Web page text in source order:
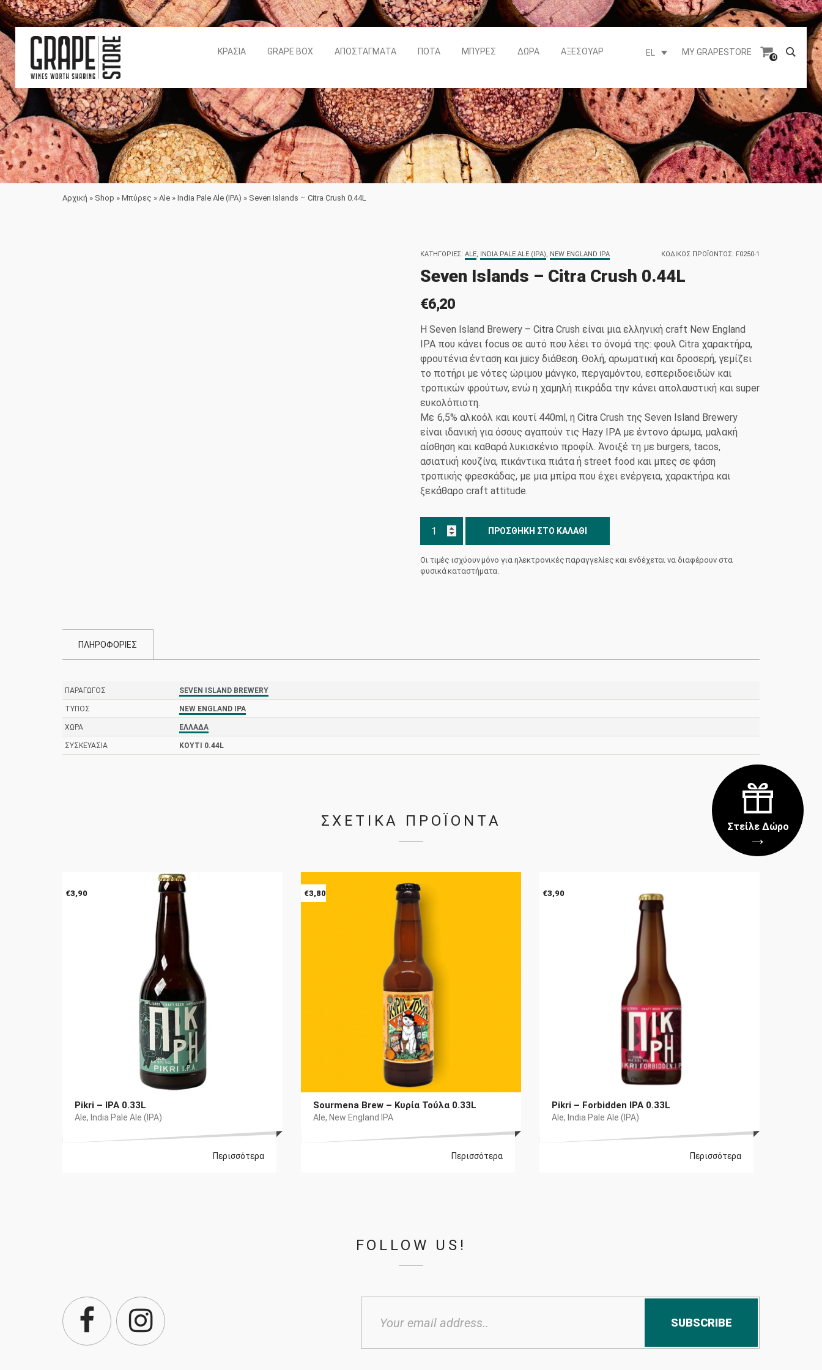
ΚΡΑΣΙΆ GRAPE BOX ΑΠΟΣΤΆΓΜΑΤΑ ΠΟΤΆ ΜΠΎΡΕΣ ΔΏΡΑ ΑΞΕΣΟΥΆΡ EL MY GRAPESTORE
0
Αρχική » Shop » Μπύρες » Ale » India Pale Ale (IPA) » Seven Islands – Citra Crush 0.44L
Στείλε Δώρο
→
ΚΩΔΙΚΌΣ ΠΡΟΪΌΝΤΟΣ: F0250-1
ΚΑΤΗΓΟΡΊΕΣ: ALE, INDIA PALE ALE (IPA), NEW ENGLAND IPA
Seven Islands – Citra Crush 0.44L
€6,20
Η Seven Island Brewery – Citra Crush είναι μια ελληνική craft New England
IPA που κάνει focus σε αυτό που λέει το όνομά της: φουλ Citra χαρακτήρα,
φρουτένια ένταση και juicy διάθεση. Θολή, αρωματική και δροσερή, γεμίζει
το ποτήρι με νότες ώριμου μάνγκο, περγαμόντου, εσπεριδοειδών και
τροπικών φρούτων, ενώ η χαμηλή πικράδα την κάνει απολαυστική και super
ευκολόπιοτη.
Με 6,5% αλκοόλ και κουτί 440ml, η Citra Crush της Seven Island Brewery
είναι ιδανική για όσους αγαπούν τις Hazy IPA με έντονο άρωμα, μαλακή
αίσθηση και καθαρά λυκισκένιο προφίλ. Άνοιξέ τη με burgers, tacos,
ασιατική κουζίνα, πικάντικα πιάτα ή street food και μπες σε φάση
τροπικής φρεσκάδας, με μια μπίρα που έχει ενέργεια, χαρακτήρα και
ξεκάθαρο craft attitude.
Islands
Citra
ΠΡΟΣΘΉΚΗ ΣΤΟ ΚΑΛΆΘΙ
Οι τιμές ισχύουν μόνο για ηλεκτρονικές παραγγελίες και ενδέχεται να διαφέρουν στα
φυσικά καταστήματα.
ΠΛΗΡΟΦΟΡΙΕΣ
ΠΑΡΑΓΩΓΌΣ SEVEN ISLAND BREWERY
ΤΎΠΟΣ NEW ENGLAND IPA
ΧΏΡΑ ΕΛΛΆΔΑ
ΣΥΣΚΕΥΑΣΊΑ ΚΟΥΤΊ 0.44L
ΣΧΕΤΙΚΑ ΠΡΟΪΟΝΤΑ
€3,90
Pikri – IPA 0.33L
Ale, India Pale Ale (IPA)
Περισσότερα
€3,80
Sourmena Brew – Κυρία Τούλα 0.33L
Ale, New England IPA
Περισσότερα
€3,90
Pikri – Forbidden IPA 0.33L
Ale, India Pale Ale (IPA)
Περισσότερα
FOLLOW US!
SUBSCRIBE